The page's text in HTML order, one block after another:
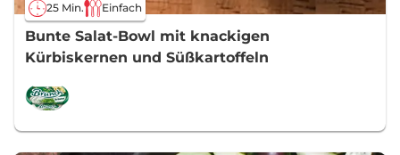
25 Min. Einfach
Bunte Salat-Bowl mit knackigen
Kürbiskernen und Süßkartoffeln